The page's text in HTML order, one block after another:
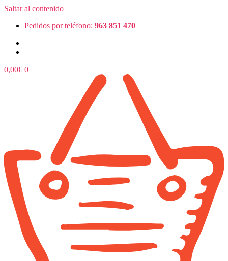
Saltar al contenido
Pedidos por teléfono: 963 851 470
0,00€ 0